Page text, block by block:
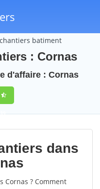
batiment
: Cornas
d'affaire : Cornas
39
dans
Cornas ? Comment